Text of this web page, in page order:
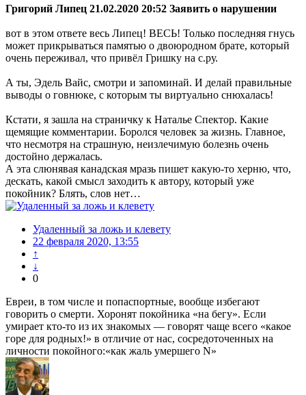
Григорий Липец 21.02.2020 20:52 Заявить о нарушении
вот в этом ответе весь Липец! ВЕСЬ! Только последняя гнусь
может прикрываться памятью о двоюродном брате, который
очень переживал, что привёл Гришку на с.ру.
А ты, Эдель Вайс, смотри и запоминай. И делай правильные
выводы о говнюке, с которым ты виртуально снюхалась!
Кстати, я зашла на страничку к Наталье Спектор. Какие
щемящие комментарии. Боролся человек за жизнь. Главное,
что несмотря на страшную, неизлечимую болезнь очень
достойно держалась.
А эта слюнявая канадская мразь пишет какую-то херню, что,
дескать, какой смысл заходить к автору, который уже
покойник? Блять, слов нет…
Удаленный за ложь и клевету
22 февраля 2020, 13:55
↑
↓
0
Евреи, в том числе и попаспортные, вообще избегают
говорить о смерти. Хоронят покойника «на бегу». Если
умирает кто-то из их знакомых — говорят чаще всего «какое
горе для родных!» в отличие от нас, сосредоточенных на
личности покойного:«как жаль умершего N»